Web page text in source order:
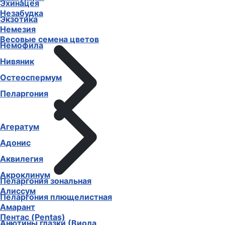
Незабудка
Немезия
Немофила
Нивяник
Остеоспермум
Пеларгония
Пеларгония зональная
Пеларгония плющелистная
Пентас (Pentas)
Эхинацея
Экзотика
Весовые семена цветов
Агератум
Адонис
Аквилегия
Акроклинум
Алиссум
Амарант
Анютины глазки (Виола